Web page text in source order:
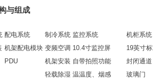
与组成
配电系统 制冷系统 监控系统
机柜系统
机架配电模块 变频空调 10.4寸监控屏
19英寸
PDU 机架安装 自带拍照功能
封闭通道
轻载除湿 温温度、烟感
玻璃门